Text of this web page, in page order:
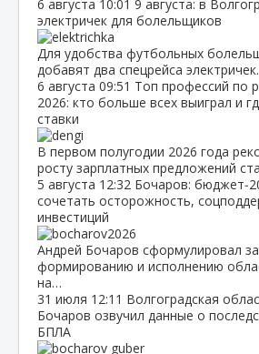
6 августа 10:01 9 августа: в
электричек для болельщиков
Для удобства футбольных
добавят два спецрейса электричек.
6 августа 09:51 Топ профессий по
2026: кто больше всех выиграл и
ставки
В первом полугодии 2026 года
росту зарплатных предложений
5 августа 12:32 Бочаров:
сочетать осторожность,
инвестиций
Андрей Бочаров сформулировал
формированию и исполнению
на…
31 июля 12:11 Волгоградская
Бочаров озвучил данные о
БПЛА